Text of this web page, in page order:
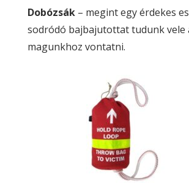
Dobózsák– megint egy érdekes
sodródó bajbajutottat tudunk vele
magunkhoz vontatni.